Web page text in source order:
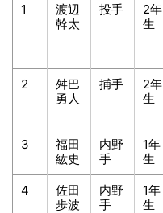
1
渡辺
幹太
投手
2年
生
2
舛巴
勇人
捕手
2年
生
3
福田
紘史
内野
手
1年
生
4
佐田
歩波
内野
手
1年
生